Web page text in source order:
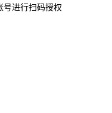
进行扫码授权